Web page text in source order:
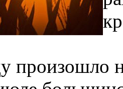
произошло